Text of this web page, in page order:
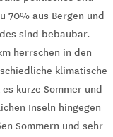
70% aus Bergen und
sind bebaubar.
herrschen in den
klimatische
kurze Sommer und
Inseln hingegen
Sommern und sehr